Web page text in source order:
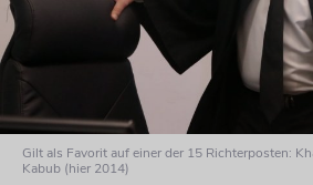
Gilt als Favorit auf einer der 15 Richterposten:
Kabub (hier 2014)